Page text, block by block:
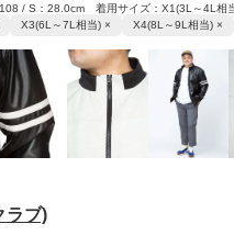
ラブ)
/ S：28.0cm 着用サイズ：X1(3L～4L相
X3(6L～7L相当) × X4(8L～9L相当) ×